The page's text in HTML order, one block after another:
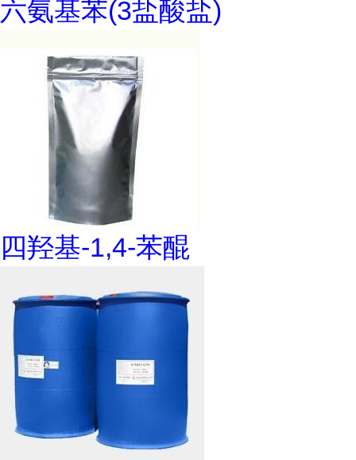
六氨基苯(3盐酸盐)
四羟基-1,4-苯醌